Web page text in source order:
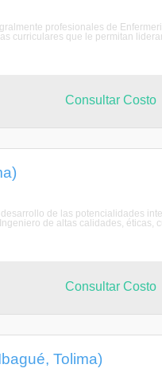
profesionales de
curriculares que le permitan
Consultar Costo
de las potencialidades
de altas calidades, éticas,
Consultar Costo
Tolima)